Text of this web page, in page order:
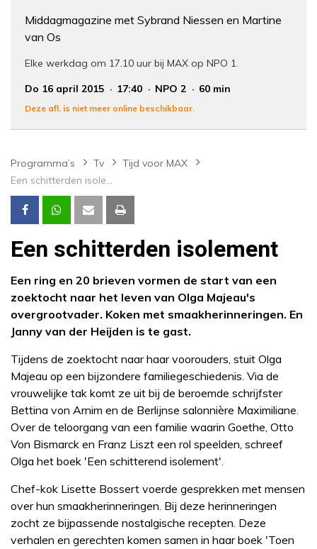
Middagmagazine met Sybrand Niessen en Martine
van Os
Elke werkdag om 17.10 uur bij MAX op NPO 1.
Do 16 april 2015
17:40 NPO 2 60 min
Deze afl. is niet meer online beschikbaar.
Programma’s Tv
Tijd voor MAX
Een schitterden isolement
Een schitterden isolement
Een ring en 20 brieven vormen de start van een
zoektocht naar het leven van Olga Majeau's
overgrootvader. Koken met smaakherinneringen. En
Janny van der Heijden is te gast.
Tijdens de zoektocht naar haar voorouders, stuit Olga
Majeau op een bijzondere familiegeschiedenis. Via de
vrouwelijke tak komt ze uit bij de beroemde schrijfster
Bettina von Arnim en de Berlijnse salonnière Maximiliane.
Over de teloorgang van een familie waarin Goethe, Otto
Von Bismarck en Franz Liszt een rol speelden, schreef
Olga het boek 'Een schitterend isolement'.
Chef-kok Lisette Bossert voerde gesprekken met mensen
over hun smaakherinneringen. Bij deze herinneringen
zocht ze bijpassende nostalgische recepten. Deze
verhalen en gerechten komen samen in haar boek 'Toen